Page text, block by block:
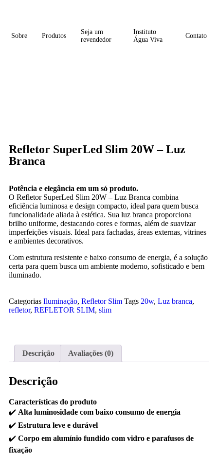
Sobre Produtos
Seja um
revendedor
Instituto
Água Viva
Contato
Refletor SuperLed Slim 20W – Luz
Branca
Potência e elegância em um só produto.
O Refletor SuperLed Slim 20W – Luz Branca combina
eficiência luminosa e design compacto, ideal para quem busca
funcionalidade aliada à estética. Sua luz branca proporciona
brilho uniforme, destacando cores e formas, além de suavizar
imperfeições visuais. Ideal para fachadas, áreas externas, vitrines
e ambientes decorativos.
Com estrutura resistente e baixo consumo de energia, é a solução
certa para quem busca um ambiente moderno, sofisticado e bem
iluminado.
Categorias Iluminação, Refletor Slim Tags 20w, Luz branca,
refletor, REFLETOR SLIM, slim
Descrição Avaliações (0)
Descrição
Características do produto
✔️ Alta luminosidade com baixo consumo de energia
✔️ Estrutura leve e durável
✔️ Corpo em alumínio fundido com vidro e parafusos de
fixação